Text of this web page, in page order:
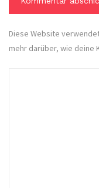
Diese Website
mehr darüber, wie